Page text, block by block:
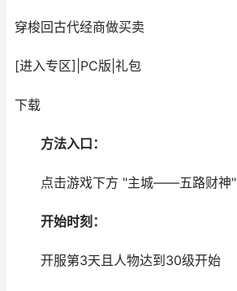
穿梭回古代经商做买卖
[进入专区] PC版 礼包
下载
方法入口：
点击游戏下方 "主城——五路财神"
开始时刻：
开服第3天且人物达到30级开始